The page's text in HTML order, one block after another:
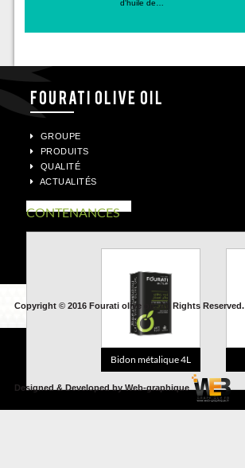
CONTENANCES
Bidon métalique 4L
d'huile de…
Fourati Olive oil
GROUPE
PRODUITS
QUALITÉ
ACTUALITÉS
Copyright © 2016 Fourati olive oil. All Rights Reserved.
Designed & Developed by Web-graphique